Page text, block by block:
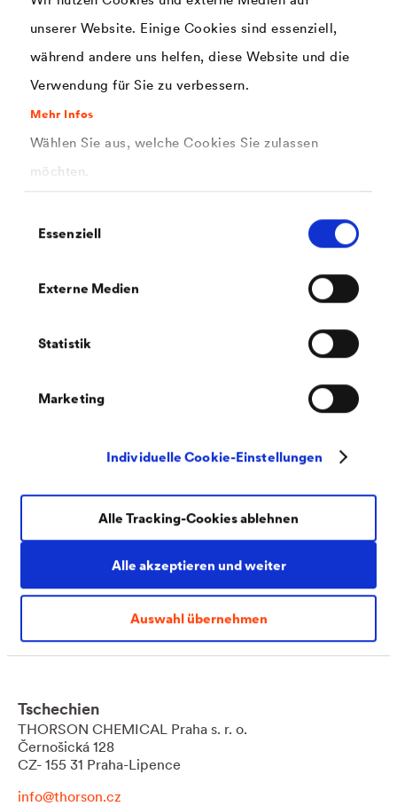
unserer Website. Einige Cookies sind essenziell,
während andere uns helfen, diese Website und die
Verwendung für Sie zu verbessern.
Mehr Infos
Wählen Sie aus, welche Cookies Sie zulassen
möchten.
Essenziell
Externe Medien
Statistik
Marketing
Individuelle Cookie-Einstellungen
Alle akzeptieren und weiter
Auswahl übernehmen
Alle Tracking-Cookies ablehnen
PHOENIX Tomasz Stefaniak
Kozie Pole 13
stefaniak@doerken.de
Ungarn
HU- 2146 Mogyorod, Magyarország
P.zza XX Settembre, 5
I- 21100 Varese
info@sarcochemicals.it
www.sarcochemicals.it
Tschechien
THORSON CHEMICAL Praha s. r. o.
Černošická 128
CZ- 155 31 Praha-Lipence
info@thorson.cz